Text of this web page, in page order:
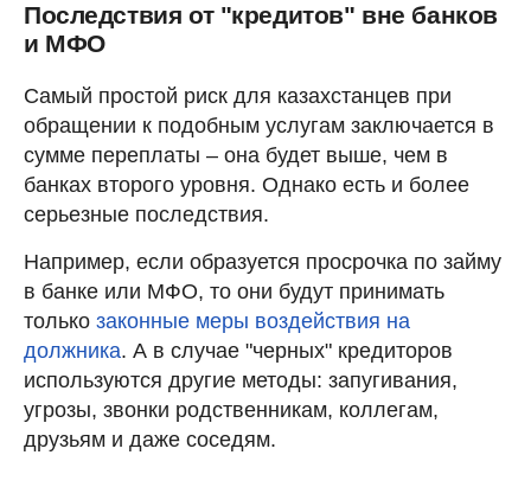
Последствия от "кредитов" вне банков
и МФО
Самый простой риск для казахстанцев при
обращении к подобным услугам заключается в
сумме переплаты – она будет выше, чем в
банках второго уровня. Однако есть и более
серьезные последствия.
Например, если образуется просрочка по займу
в банке или МФО, то они будут принимать
только законные меры воздействия на
должника. А в случае "черных" кредиторов
используются другие методы: запугивания,
угрозы, звонки родственникам, коллегам,
друзьям и даже соседям.